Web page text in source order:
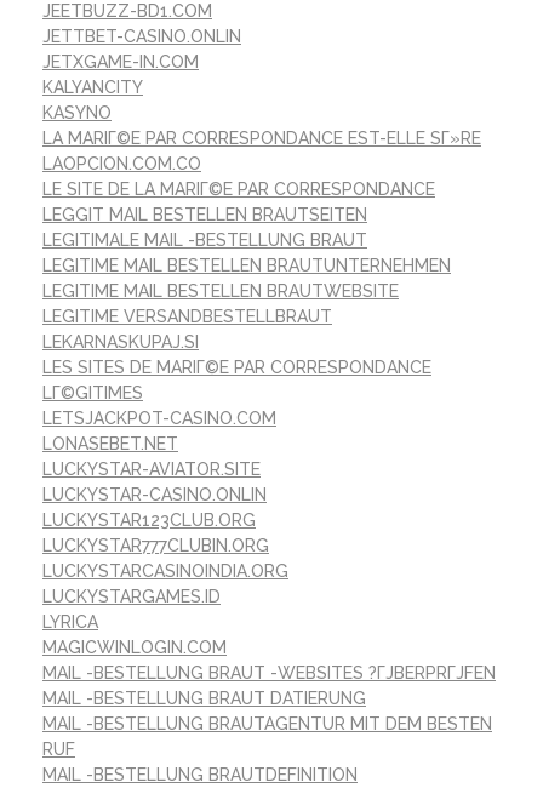
JEETBUZZ-BD1.COM
JETTBET-CASINO.ONLIN
JETXGAME-IN.COM
KALYANCITY
KASYNO
LA MARIГ©E PAR CORRESPONDANCE EST-ELLE SГ»RE
LAOPCION.COM.CO
LE SITE DE LA MARIГ©E PAR CORRESPONDANCE
LEGGIT MAIL BESTELLEN BRAUTSEITEN
LEGITIMALE MAIL -BESTELLUNG BRAUT
LEGITIME MAIL BESTELLEN BRAUTUNTERNEHMEN
LEGITIME MAIL BESTELLEN BRAUTWEBSITE
LEGITIME VERSANDBESTELLBRAUT
LEKARNASKUPAJ.SI
LES SITES DE MARIГ©E PAR CORRESPONDANCE
LГ©GITIMES
LETSJACKPOT-CASINO.COM
LONASEBET.NET
LUCKYSTAR-AVIATOR.SITE
LUCKYSTAR-CASINO.ONLIN
LUCKYSTAR123CLUB.ORG
LUCKYSTAR777CLUBIN.ORG
LUCKYSTARCASINOINDIA.ORG
LUCKYSTARGAMES.ID
LYRICA
MAGICWINLOGIN.COM
MAIL -BESTELLUNG BRAUT -WEBSITES ?ГЈBERPRГЈFEN
MAIL -BESTELLUNG BRAUT DATIERUNG
MAIL -BESTELLUNG BRAUTAGENTUR MIT DEM BESTEN
RUF
MAIL -BESTELLUNG BRAUTDEFINITION